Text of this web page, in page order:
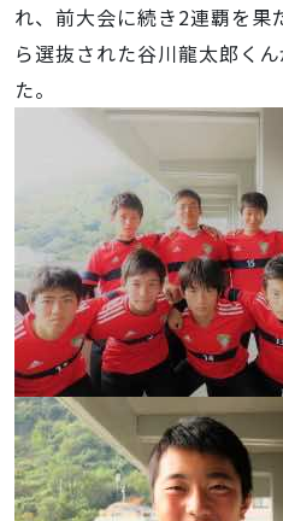
れ、前大会に続き2連覇を果
ら選抜された谷川龍太郎く
た。